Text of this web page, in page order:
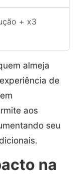
+ x3
almeja
de
aos
seu
na